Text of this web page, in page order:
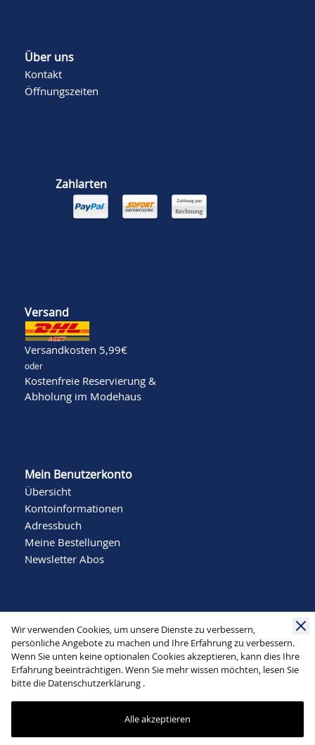
Wir verwenden Cookies, um unsere Dienste zu verbessern,
persönliche Angebote zu machen und Ihre Erfahrung zu verbessern.
Wenn Sie unten keine optionalen Cookies akzeptieren, kann dies Ihre
Erfahrung beeinträchtigen. Wenn Sie mehr wissen möchten, lesen Sie
bitte die Datenschutzerklärung .
Alle akzeptieren
Über uns
Kontakt
Öffnungszeiten
Zahlarten
Versand
Versandkosten 5,99€
oder
Kostenfreie Reservierung &
Abholung im Modehaus
Mein Benutzerkonto
Übersicht
Kontoinformationen
Adressbuch
Meine Bestellungen
Newsletter Abos
Social Media